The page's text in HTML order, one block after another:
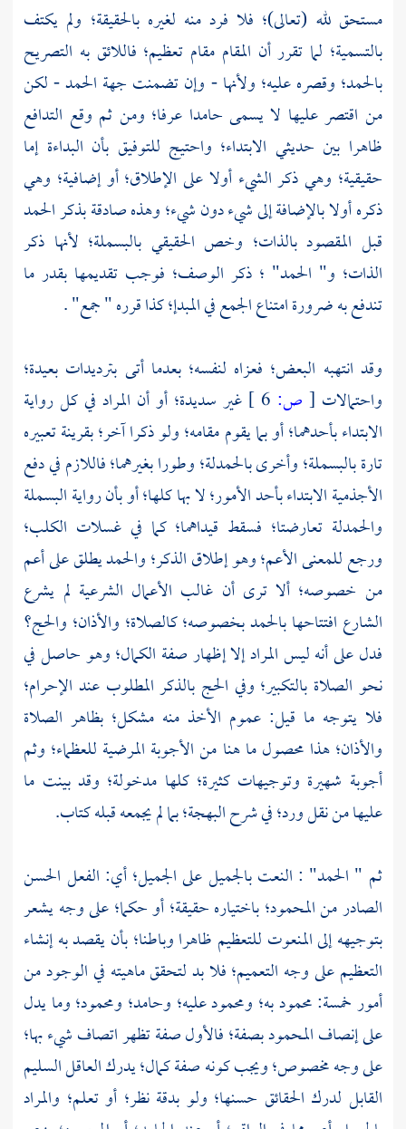
مستحق لله (تعالى)؛ فلا فرد منه لغيره بالحقيقة؛ ولم يكتف
بالتسمية؛ لما تقرر أن المقام مقام تعظيم؛ فاللائق به التصريح
بالحمد؛ وقصره عليه؛ ولأنها - وإن تضمنت جهة الحمد - لكن
من اقتصر عليها لا يسمى حامدا عرفا؛ ومن ثم وقع التدافع
ظاهرا بين حديثي الابتداء؛ واحتيج للتوفيق بأن البداءة إما
حقيقية؛ وهي ذكر الشيء أولا على الإطلاق؛ أو إضافية؛ وهي
ذكره أولا بالإضافة إلى شيء دون شيء؛ وهذه صادقة بذكر الحمد
قبل المقصود بالذات؛ وخص الحقيقي بالبسملة؛ لأنها ذكر
الذات؛ و" الحمد" ؛ ذكر الوصف؛ فوجب تقديمها بقدر ما
تندفع به ضرورة امتناع الجمع في المبدإ؛ كذا قرره " جمع" .
وقد انتهبه البعض؛ فعزاه لنفسه؛ بعدما أتى بترديدات بعيدة؛
واحتمالات [ ص:
غير سديدة؛ أو أن المراد في كل رواية
الابتداء بأحدهما؛ أو بما يقوم مقامه؛ ولو ذكرا آخر؛ بقرينة تعبيره
تارة بالبسملة؛ وأخرى بالحمدلة؛ وطورا بغيرهما؛ فاللازم في دفع
الأجذمية الابتداء بأحد الأمور؛ لا بها كلها؛ أو بأن رواية البسملة
والحمدلة تعارضتا؛ فسقط قيداهما؛ كما في غسلات الكلب؛
ورجع للمعنى الأعم؛ وهو إطلاق الذكر؛ والحمد يطلق على أعم
من خصوصه؛ ألا ترى أن غالب الأعمال الشرعية لم يشرع
الشارع افتتاحها بالحمد بخصوصه؛ كالصلاة؛ والأذان؛ والحج؟
فدل على أنه ليس المراد إلا إظهار صفة الكمال؛ وهو حاصل في
نحو الصلاة بالتكبير؛ وفي الحج بالذكر المطلوب عند الإحرام؛
فلا يتوجه ما قيل: عموم الأخذ منه مشكل؛ بظاهر الصلاة
والأذان؛ هذا محصول ما هنا من الأجوبة المرضية للعظماء؛ وثم
أجوبة شهيرة وتوجيهات كثيرة؛ كلها مدخولة؛ وقد بينت ما
عليها من نقل ورد؛ في شرح البهجة؛ بما لم يجمعه قبله كتاب.
ثم " الحمد" : النعت بالجميل على الجميل؛ أي: الفعل الحسن
الصادر من المحمود؛ باختياره حقيقة؛ أو حكما؛ على وجه يشعر
بتوجيهه إلى المنعوت للتعظيم ظاهرا وباطنا؛ بأن يقصد به إنشاء
التعظيم على وجه التعميم؛ فلا بد لتحقق ماهيته في الوجود من
أمور خمسة: محمود به؛ ومحمود عليه؛ وحامد؛ ومحمود؛ وما يدل
على إنصاف المحمود بصفة؛ فالأول صفة تظهر اتصاف شيء بها؛
على وجه مخصوص؛ ويجب كونه صفة كمال؛ يدرك العاقل السليم
القابل لدرك الحقائق حسنها؛ ولو بدقة نظر؛ أو تعلم؛ والمراد